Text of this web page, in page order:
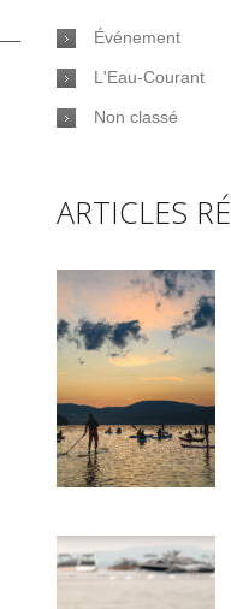
Événement
L'Eau-Courant
Non classé
ARTICLES